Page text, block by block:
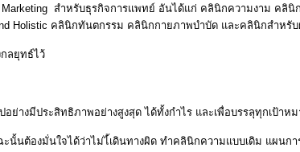
สำหรับธุรกิจการแพทย์ อันได้แก่ คลินิกความงาม คลินิ
Holistic คลินิกทันตกรรม คลินิกกายภาพบำบัด และคลินิกสำหรั
กลยุทธ์ไว้
ย่างมีประสิทธิภาพอย่างสูงสุด ได้ทั้งกำไร และเพื่อบรรลุทุกเป้าหม
นต้องมั่นใจได้ว่าไม่ไ้เดินทางผิด ทำคลินิกความแบบเดิม แผนก